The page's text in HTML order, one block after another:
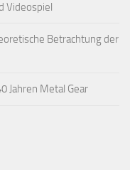
Videospiel
Betrachtung der
Jahren Metal Gear